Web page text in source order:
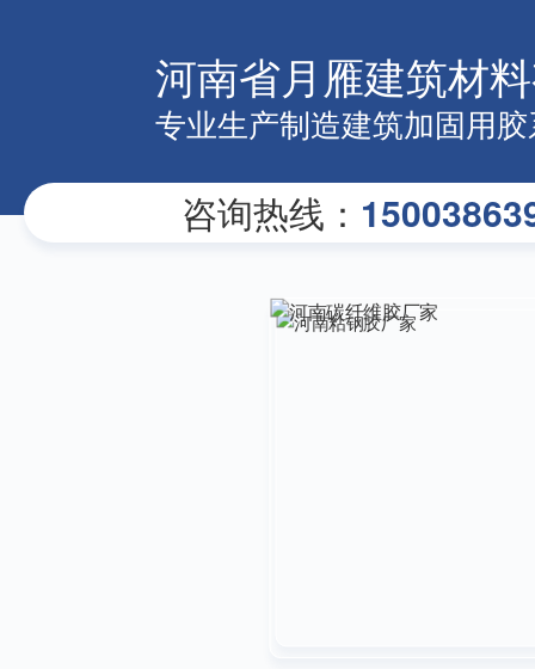
河南省月雁建筑材
专业生产制造建筑加固用
咨询热线：